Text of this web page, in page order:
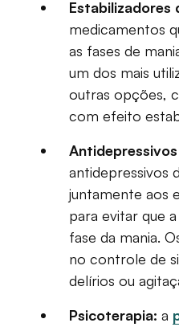
Estabilizadores
medicamentos
as fases de
um dos mais
outras opções,
com efeito
antidepressivos
juntamente aos
para evitar que
fase da mania.
no controle de
delírios ou
Psicoterapia: a